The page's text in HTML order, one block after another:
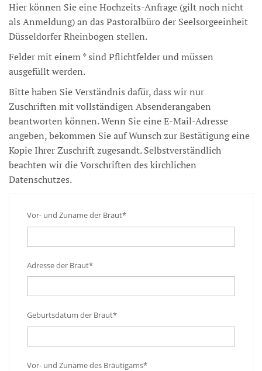
Hier können Sie eine Hochzeits-Anfrage (gilt noch nicht
als Anmeldung) an das Pastoralbüro der Seelsorgeeinheit
Düsseldorfer Rheinbogen stellen.
Felder mit einem * sind Pflichtfelder und müssen
ausgefüllt werden.
Bitte haben Sie Verständnis dafür, dass wir nur
Zuschriften mit vollständigen Absenderangaben
beantworten können. Wenn Sie eine E-Mail-Adresse
angeben, bekommen Sie auf Wunsch zur Bestätigung eine
Kopie Ihrer Zuschrift zugesandt. Selbstverständlich
beachten wir die Vorschriften des kirchlichen
Datenschutzes.
Vor- und Zuname der Braut*
Adresse der Braut*
Geburtsdatum der Braut*
Vor- und Zuname des Bräutigams*